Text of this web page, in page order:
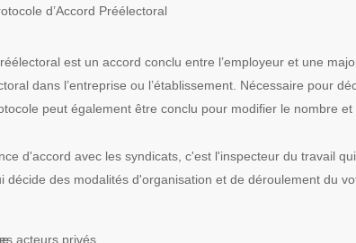
d’Accord Préélectoral
est un accord conclu entre l’employeur et une
dans l’entreprise ou l’établissement. Nécessaire pour
peut également être conclu pour modifier le nombre et
d'accord avec les syndicats, c'est l'inspecteur du travail
décide des modalités d'organisation et de déroulement du